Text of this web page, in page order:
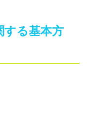
する基本方